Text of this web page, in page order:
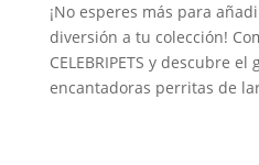
¡No esperes más para
diversión a tu colección!
CELEBRIPETS y descubre
encantadoras perritas de